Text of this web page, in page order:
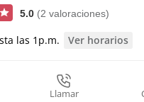
5.0 (2 valoraciones)
las 1p.m. Ver horarios
Llamar